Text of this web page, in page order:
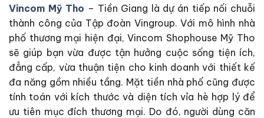
Vincom Mỹ Tho – Tiền Giang là dự án tiếp nối chuỗi
thành công của Tập đoàn Vingroup. Với mô hình nhà
phố thương mại hiện đại, Vincom Shophouse Mỹ Tho
sẽ giúp bạn vừa được tận hưởng cuộc sống tiện ích,
đẳng cấp, vừa thuận tiện cho kinh doanh với thiết kế
đa năng gồm nhiều tầng. Mặt tiền nhà phố cũng được
tính toán với kích thước và diện tích vỉa hè hợp lý để
ưu tiên mục đích thương mại. Do đó, người dùng căn